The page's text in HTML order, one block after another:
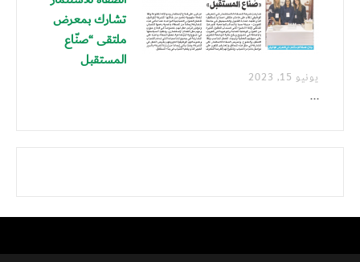
تشارك بمعرض
ملتقى “صنّاع
المستقبل
يونيو 15, 2023
...